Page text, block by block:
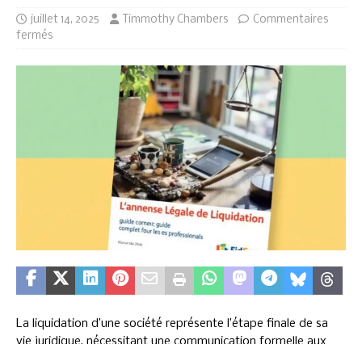
juillet 14, 2025 Timmothy Chambers
Commentaires
fermés
La liquidation d’une société représente l’étape finale de sa